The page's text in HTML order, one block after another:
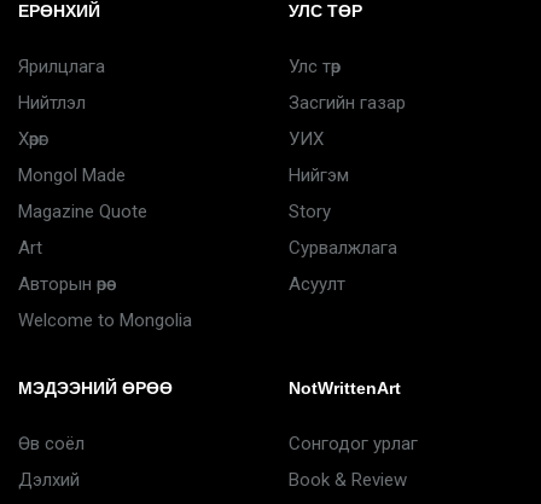
ЕРӨНХИЙ
Ярилцлага
Нийтлэл
Хөрөг
Mongol Made
Magazine Quote
Art
Авторын өрөө
Welcome to Mongolia
УЛС ТӨР
Улс төр
Засгийн газар
УИХ
Нийгэм
Story
Сурвалжлага
Асуулт
МЭДЭЭНИЙ ӨРӨӨ
Өв соёл
Дэлхий
NotWrittenArt
Сонгодог урлаг
Book & Review